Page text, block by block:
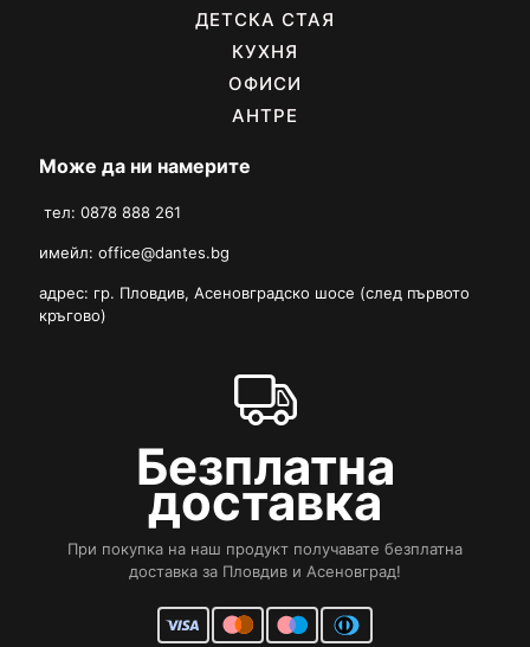
ДЕТСКА СТАЯ
КУХНЯ
ОФИСИ
АНТРЕ
Може да ни намерите
тел: 0878 888 261
имейл: office@dantes.bg
адрес: гр. Пловдив, Асеновградско шосе (след първото
кръгово)
Безплатна
доставка
При покупка на наш продукт получавате безплатна
доставка за Пловдив и Асеновград!